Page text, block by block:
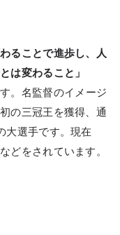
ることで進歩し、人
は変わること」
。名監督のイメージ
の三冠王を獲得、通
大選手です。現在
どをされています。